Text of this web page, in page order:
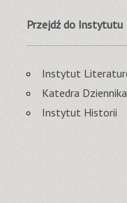
Przejdź do Instytutu
Instytut
Katedra
Instytut Historii